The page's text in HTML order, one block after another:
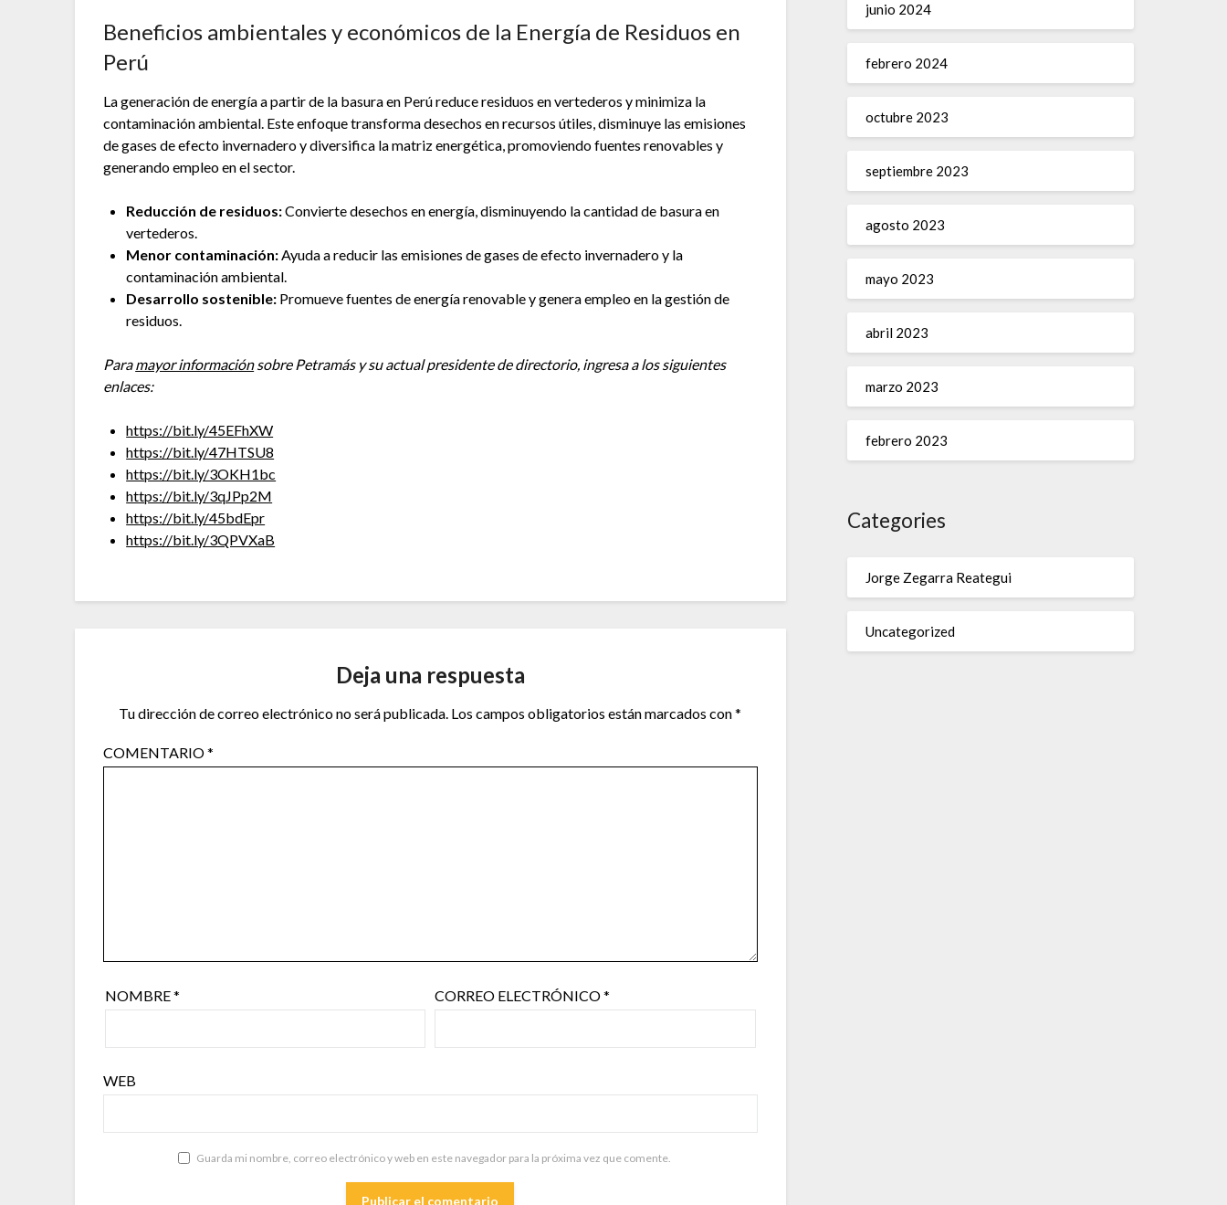
Beneficios ambientales y económicos de la Energía de Residuos en
Perú
La generación de energía a partir de la basura en Perú reduce residuos en vertederos y minimiza la
contaminación ambiental. Este enfoque transforma desechos en recursos útiles, disminuye las emisiones
de gases de efecto invernadero y diversifica la matriz energética, promoviendo fuentes renovables y
generando empleo en el sector.
Reducción de residuos:Convierte desechos en energía, disminuyendo la cantidad de basura en
vertederos.
Menor contaminación:Ayuda a reducir las emisiones de gases de efecto invernadero y la
contaminación ambiental.
Desarrollo sostenible: Promueve fuentes de energía renovable y genera empleo en la gestión de
residuos.
Paramayor informaciónsobre Petramás y su actual presidente de directorio, ingresa a los siguientes
enlaces:
https://bit.ly/45EFhXW
https://bit.ly/47HTSU8
https://bit.ly/3OKH1bc
https://bit.ly/3qJPp2M
https://bit.ly/45bdEpr
https://bit.ly/3QPVXaB
Deja una respuesta
Tu dirección de correo electrónico no será publicada. Los campos obligatorios están marcados con*
COMENTARIO*
NOMBRE* CORREO ELECTRÓNICO*
WEB
Guarda mi nombre, correo electrónico y web en este navegador para la próxima vez que comente.
junio 2024
febrero 2024
octubre 2023
septiembre 2023
agosto 2023
mayo 2023
abril 2023
marzo 2023
febrero 2023
Categories
Jorge Zegarra Reategui
Uncategorized